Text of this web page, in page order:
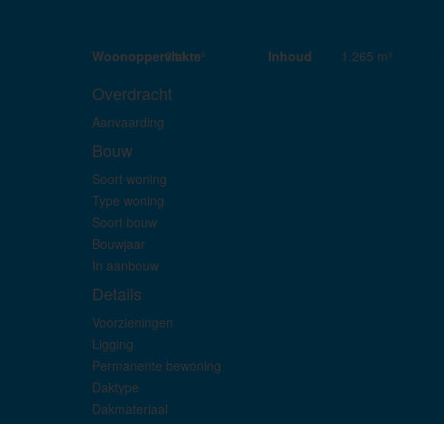
Woonoppervlakte
311 m² Inhoud 1.265 m³
Overdracht
Aanvaarding
Bouw
Soort woning
Type woning
Soort bouw
Bouwjaar
In aanbouw
Details
Voorzieningen
Ligging
Permanente bewoning
Daktype
Dakmateriaal